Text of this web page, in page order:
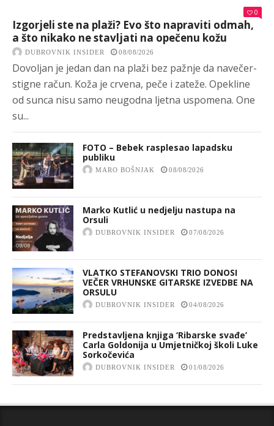
0
Izgorjeli ste na plaži? Evo što napraviti odmah,
a što nikako ne stavljati na opečenu kožu
DUBROVNIK INSIDER 08/08/2026
Dovoljan je jedan dan na plaži bez pažnje da navečer-
stigne račun. Koža je crvena, peče i zateže. Opekline
od sunca nisu samo neugodna ljetna uspomena. One
su...
FOTO – Bebek rasplesao lapadsku
publiku
MARO BOŠNJAK 08/08/2026
Marko Kutlić u nedjelju nastupa na
Orsuli
DUBROVNIK INSIDER 07/08/2026
VLATKO STEFANOVSKI TRIO DONOSI
VEČER VRHUNSKE GITARSKE IZVEDBE NA
ORSULU
DUBROVNIK INSIDER 04/08/2026
Predstavljena knjiga ‘Ribarske svađe’
Carla Goldonija u Umjetničkoj školi Luke
Sorkočevića
DUBROVNIK INSIDER 01/08/2026